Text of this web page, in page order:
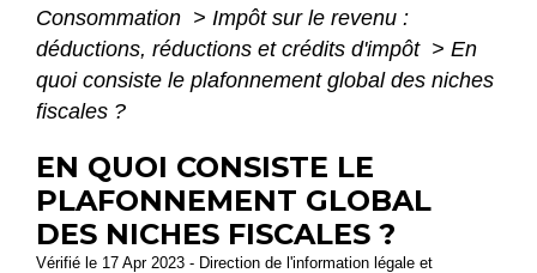
Consommation > Impôt sur le revenu :
déductions, réductions et crédits d'impôt > En
quoi consiste le plafonnement global des niches
fiscales ?
EN QUOI CONSISTE LE
PLAFONNEMENT GLOBAL
DES NICHES FISCALES ?
Vérifié le 17 Apr 2023 - Direction de l'information légale et